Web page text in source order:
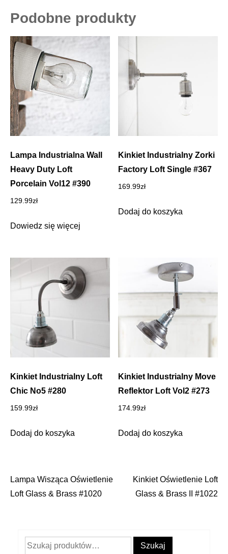
Podobne produkty
Lampa Industrialna Wall
Heavy Duty Loft
Porcelain Vol12 #390
129.99zł
Dowiedz się więcej
Kinkiet Industrialny Zorki
Factory Loft Single #367
169.99zł
Dodaj do koszyka
Kinkiet Industrialny Loft
Chic No5 #280
159.99zł
Dodaj do koszyka
Kinkiet Industrialny Move
Reflektor Loft Vol2 #273
174.99zł
Dodaj do koszyka
Nawigacja
Lampa Wisząca Oświetlenie
Loft Glass & Brass #1020
Kinkiet Oświetlenie Loft
Glass & Brass II #1022
Szukaj: Szukaj